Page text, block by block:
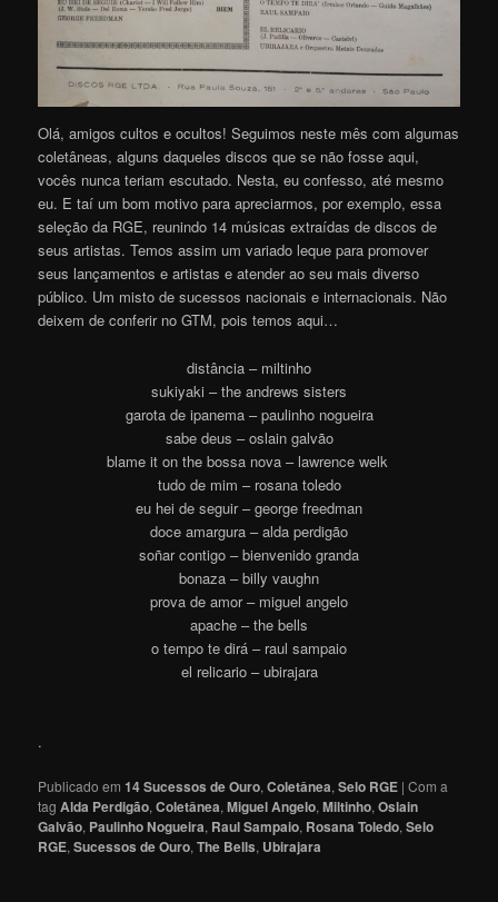
Olá, amigos cultos e ocultos! Seguimos neste mês com algumas
coletâneas, alguns daqueles discos que se não fosse aqui,
vocês nunca teriam escutado. Nesta, eu confesso, até mesmo
eu. E taí um bom motivo para apreciarmos, por exemplo, essa
seleção da RGE, reunindo 14 músicas extraídas de discos de
seus artistas. Temos assim um variado leque para promover
seus lançamentos e artistas e atender ao seu mais diverso
público. Um misto de sucessos nacionais e internacionais. Não
deixem de conferir no GTM, pois temos aqui…
distância – miltinho
sukiyaki – the andrews sisters
garota de ipanema – paulinho nogueira
sabe deus – oslain galvão
blame it on the bossa nova – lawrence welk
tudo de mim – rosana toledo
eu hei de seguir – george freedman
doce amargura – alda perdigão
soñar contigo – bienvenido granda
bonaza – billy vaughn
prova de amor – miguel angelo
apache – the bells
o tempo te dirá – raul sampaio
el relicario – ubirajara
.
Publicado em 14 Sucessos de Ouro,Coletânea,Selo RGE |Com a
tagAlda Perdigão,Coletânea,Miguel Angelo,Miltinho,Oslain
Galvão, Paulinho Nogueira, Raul Sampaio, Rosana Toledo,Selo
RGE,Sucessos de Ouro,The Bells, Ubirajara